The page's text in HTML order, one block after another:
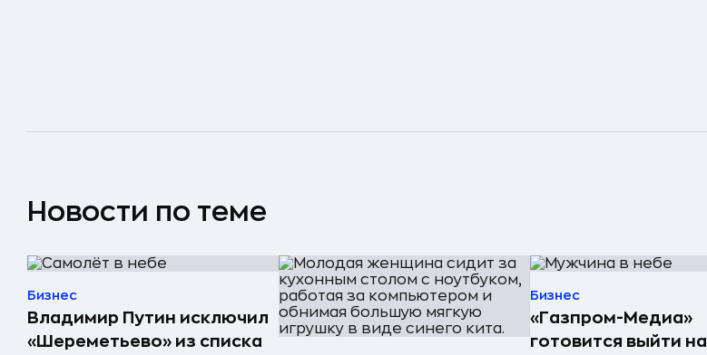
Новости по теме
Бизнес
Владимир Путин исключил
«Шереметьево» из списка
Бизнес
«Газпром-Медиа»
готовится выйти на